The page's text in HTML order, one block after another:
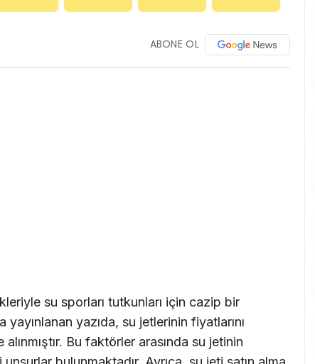
ABONE OL
su sporları tutkunları için cazip bir
yazıda, su jetlerinin fiyatlarını
Bu faktörler arasında su jetinin